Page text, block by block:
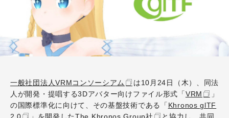
一般社団法人VRMコンソーシアム
は10月24日（木）、同法
人が開発・提唱する3Dアバター向けファイル形式「VRM
」
の国際標準化に向けて、その基盤技術である「 Khronos glTF